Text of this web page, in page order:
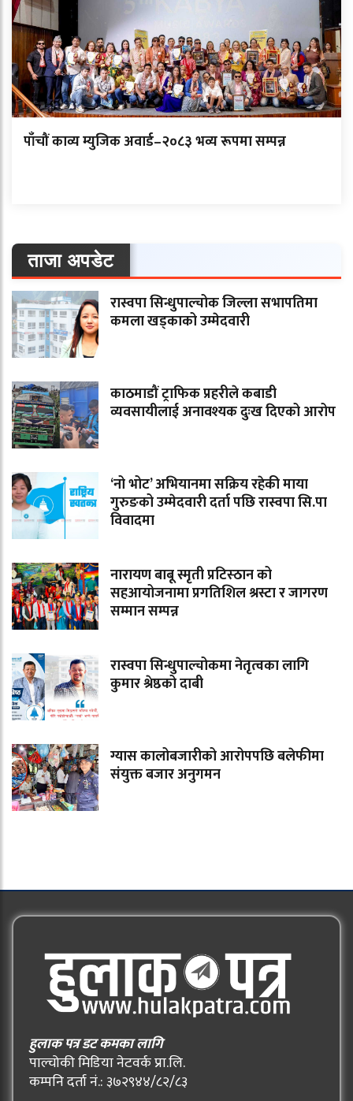
पाँचौं काव्य म्युजिक अवार्ड–२०८३ भव्य रूपमा सम्पन्न
ताजा अपडेट
रास्वपा सिन्धुपाल्चोक जिल्ला सभापतिमा
कमला खड्काको उम्मेदवारी
काठमाडौं ट्राफिक प्रहरीले कबाडी
व्यवसायीलाई अनावश्यक दुःख दिएको आरोप
‘नो भोट’ अभियानमा सक्रिय रहेकी माया
गुरुङको उम्मेदवारी दर्ता पछि रास्वपा सि.पा
विवादमा
नारायण बाबू स्मृती प्रटिस्ठान को
सहआयोजनामा प्रगतिशिल श्रस्टा र जागरण
सम्मान सम्पन्न
रास्वपा सिन्धुपाल्चोकमा नेतृत्वका लागि
कुमार श्रेष्ठको दाबी
ग्यास कालोबजारीको आरोपपछि बलेफीमा
संयुक्त बजार अनुगमन
हुलाक पत्र डट कमका लागि
पाल्चोकी मिडिया नेटवर्क प्रा.लि.
कम्पनि दर्ता नं.: ३७२९४४/८२/८३